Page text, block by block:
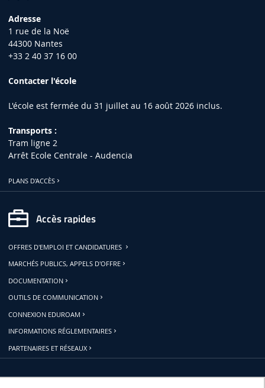
Adresse
1 rue de la Noë
44300 Nantes
+33 2 40 37 16 00
Contacter l'école
L'école est fermée du 31 juillet au 16 août 2026 inclus.
Transports :
Tram ligne 2
Arrêt Ecole Centrale - Audencia
PLANS D'ACCÈS
Accès rapides
OFFRES D'EMPLOI ET CANDIDATURES
MARCHÉS PUBLICS, APPELS D'OFFRE
DOCUMENTATION
OUTILS DE COMMUNICATION
CONNEXION EDUROAM
INFORMATIONS RÉGLEMENTAIRES
PARTENAIRES ET RÉSEAUX